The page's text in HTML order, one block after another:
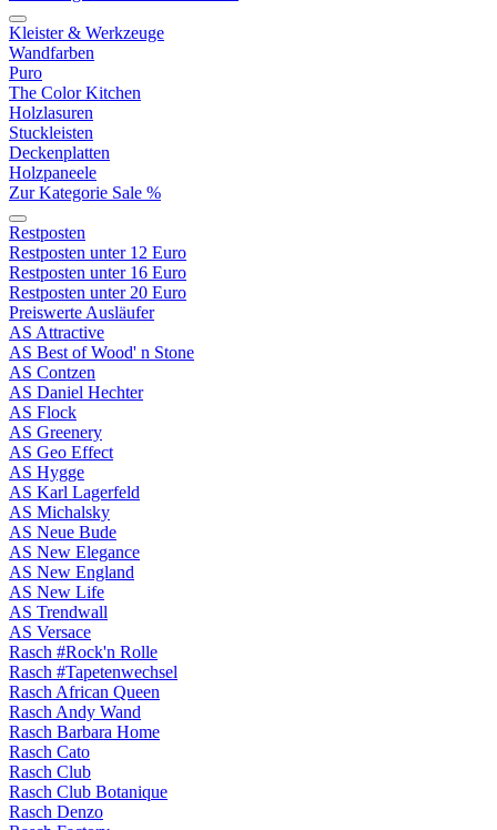
Kleister & Werkzeuge
Wandfarben
Puro
The Color Kitchen
Holzlasuren
Stuckleisten
Deckenplatten
Holzpaneele
Zur Kategorie Sale %
Restposten
Restposten unter 12 Euro
Restposten unter 16 Euro
Restposten unter 20 Euro
Preiswerte Ausläufer
AS Attractive
AS Best of Wood' n Stone
AS Contzen
AS Daniel Hechter
AS Flock
AS Greenery
AS Geo Effect
AS Hygge
AS Karl Lagerfeld
AS Michalsky
AS Neue Bude
AS New Elegance
AS New England
AS New Life
AS Trendwall
AS Versace
Rasch #Rock'n Rolle
Rasch #Tapetenwechsel
Rasch African Queen
Rasch Andy Wand
Rasch Barbara Home
Rasch Cato
Rasch Club
Rasch Club Botanique
Rasch Denzo